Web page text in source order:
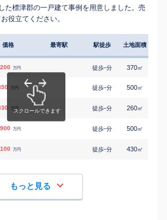
た標津郡の一戸建て事例を用意しました。売
役立てください。
価格 最寄駅 駅徒歩 土地面積
万円 徒歩-分 370㎡
万円 徒歩-分 500㎡
万円 徒歩-分 260㎡
万円 徒歩-分 500㎡
万円 徒歩-分 430㎡
もっと見る